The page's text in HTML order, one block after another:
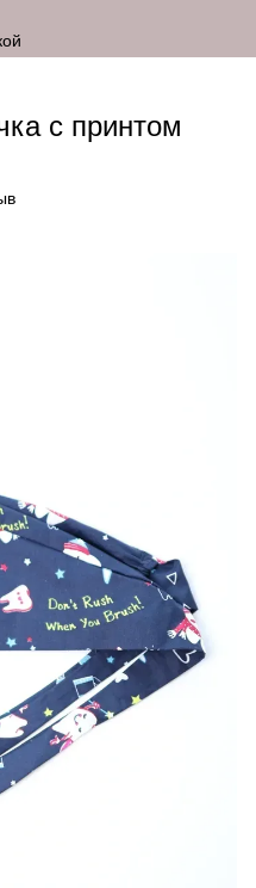
с принтом